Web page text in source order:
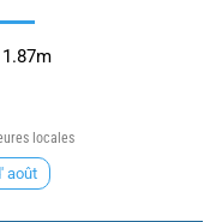
1.87m
locales
août